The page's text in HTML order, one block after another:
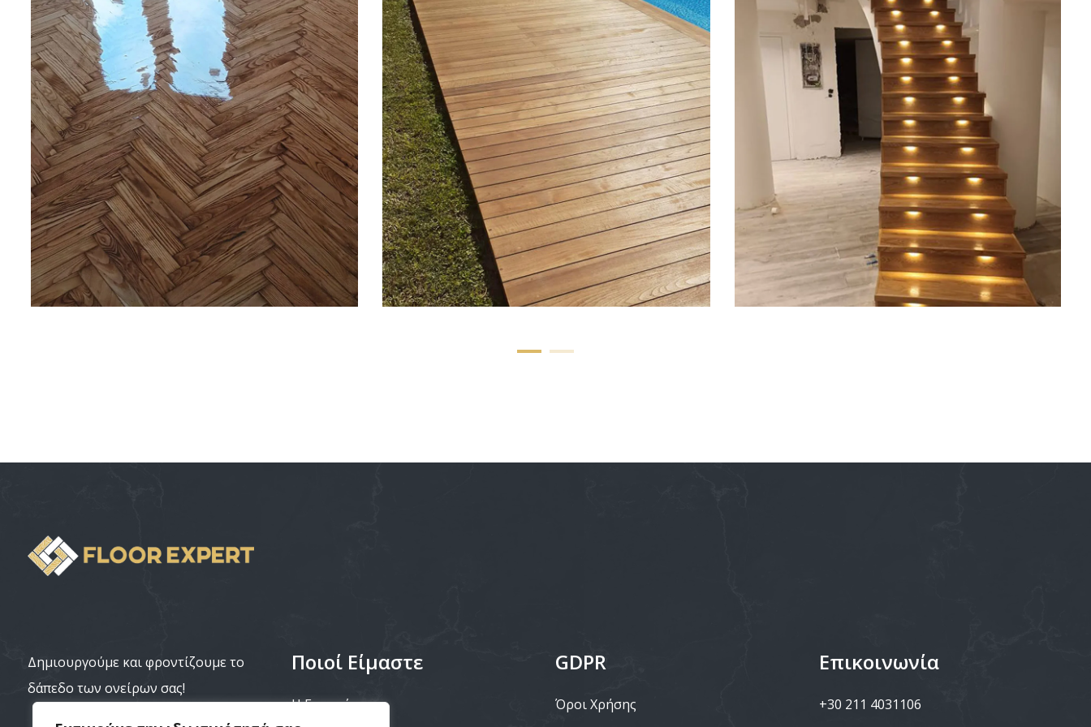
Δημιουργούμε και φροντίζουμε το
δάπεδο των ονείρων σας!
Ποιοί Είμαστε
Η Εταιρεία
GDPR
Όροι Χρήσης
Επικοινωνία
+30 211 4031106